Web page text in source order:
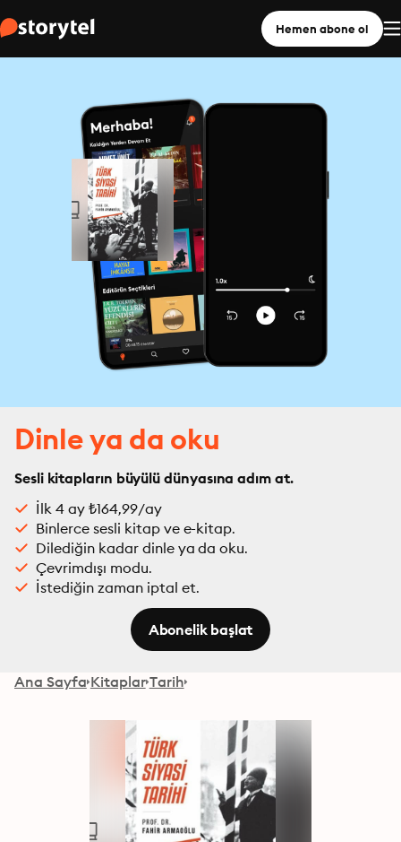
Hemen abone ol
Dinle ya da oku
Sesli kitapların büyülü dünyasına adım at.
İlk 4 ay ₺164,99/ay
Binlerce sesli kitap ve e-kitap.
Dilediğin kadar dinle ya da oku.
Çevrimdışı modu.
İstediğin zaman iptal et.
Abonelik başlat
Ana Sayfa Kitaplar Tarih